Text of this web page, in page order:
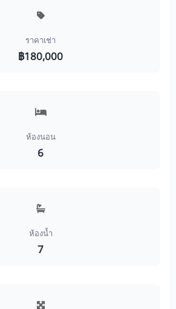
ราคาเช่า
฿180,000
ห้องนอน
6
ห้องน้ำ
7